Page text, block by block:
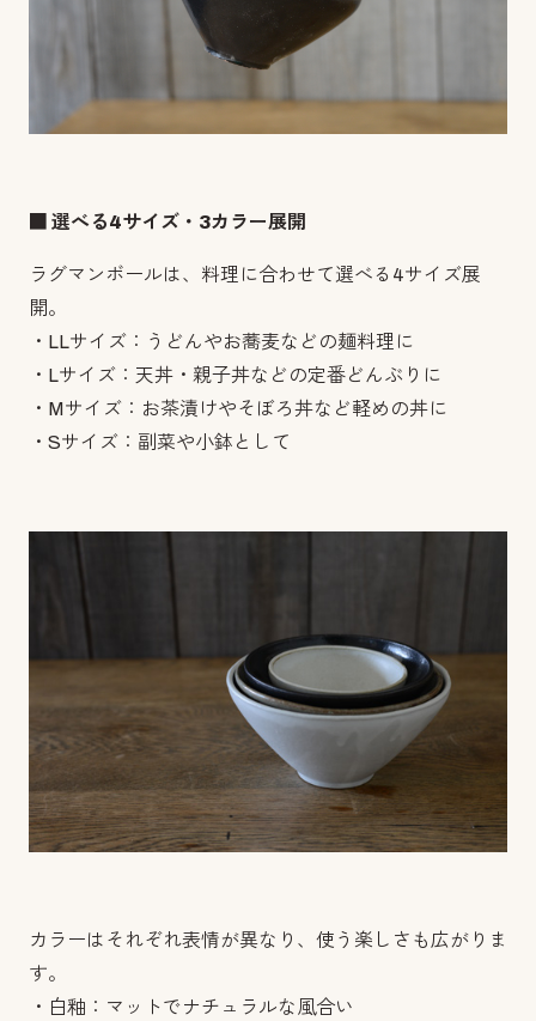
■ 選べる4サイズ・3カラー展開
ラグマンボールは、料理に合わせて選べる4サイズ展
開。
・LLサイズ：うどんやお蕎麦などの麺料理に
・Lサイズ：天丼・親子丼などの定番どんぶりに
・Mサイズ：お茶漬けやそぼろ丼など軽めの丼に
・Sサイズ：副菜や小鉢として
カラーはそれぞれ表情が異なり、使う楽しさも広がりま
す。
・白釉：マットでナチュラルな風合い